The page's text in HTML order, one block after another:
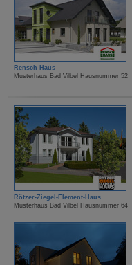
Rensch Haus
Musterhaus Bad Vilbel Hausnummer 52
Rötzer-Ziegel-Element-Haus
Musterhaus Bad Vilbel Hausnummer 64